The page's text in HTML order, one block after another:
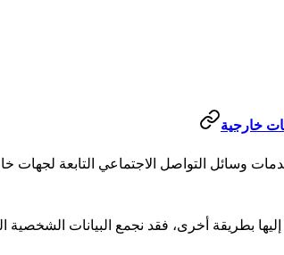
وسائل التواصل الاجتماعي التابعة لجهات
بطريقة أخرى، فقد نجمع البيانات الشخصية